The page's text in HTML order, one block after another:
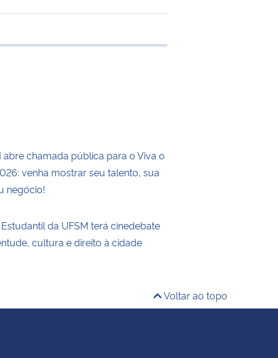
transferência
abre chamada pública para o Viva o
venha mostrar seu talento, sua
negócio!
da UFSM terá cinedebate
cultura e direito à cidade
Voltar ao topo